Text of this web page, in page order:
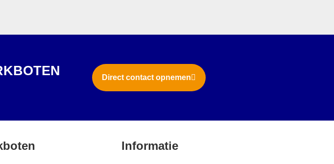
Direct contact opnemen
Informatie